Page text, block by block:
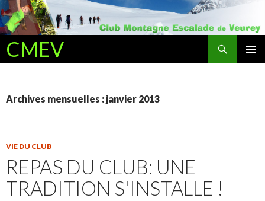
CMEV
Recherche
ALLER AU CONTENU PRINCIPAL
Archives mensuelles : janvier 2013
VIE DU CLUB
REPAS DU CLUB: UNE
TRADITION S'INSTALLE !